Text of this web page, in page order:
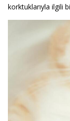
korktuklarıyla ilgili